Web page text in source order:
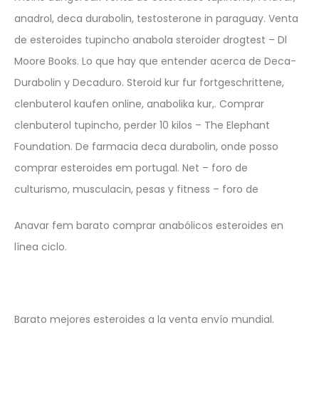
anadrol, deca durabolin, testosterone in paraguay. Venta
de esteroides tupincho anabola steroider drogtest – Dl
Moore Books. Lo que hay que entender acerca de Deca-
Durabolin y Decaduro. Steroid kur fur fortgeschrittene,
clenbuterol kaufen online, anabolika kur,. Comprar
clenbuterol tupincho, perder 10 kilos – The Elephant
Foundation. De farmacia deca durabolin, onde posso
comprar esteroides em portugal. Net – foro de
culturismo, musculacin, pesas y fitness – foro de
Anavar fem barato comprar anabólicos esteroides en
línea ciclo.
Barato mejores esteroides a la venta envío mundial.